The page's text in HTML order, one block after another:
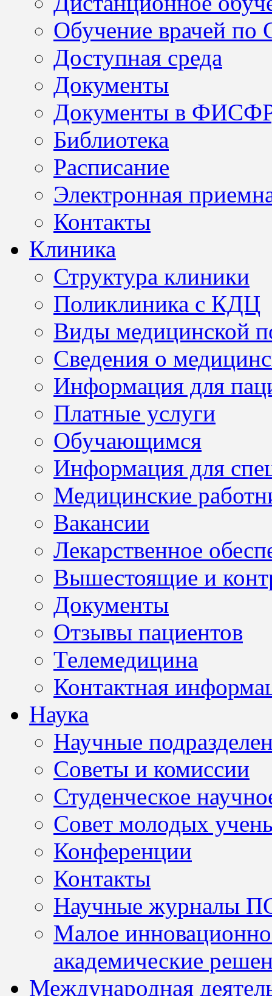
Обучение врачей по
Доступная среда
Документы
Документы в
Библиотека
Расписание
Электронная
Контакты
Клиника
Структура клиники
Поликлиника с КДЦ
Виды медицинской
Сведения о
Информация для
Платные услуги
Обучающимся
Информация для
Медицинские
Вакансии
Лекарственное
Вышестоящие и
Документы
Отзывы пациентов
Телемедицина
Контактная
Наука
Научные
Советы и комиссии
Студенческое
Совет молодых
Конференции
Контакты
Научные журналы
Малое
академические
Международная